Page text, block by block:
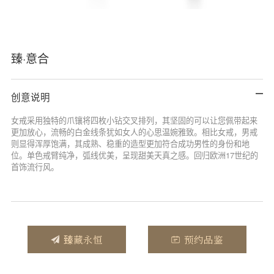
臻·意合
创意说明
女戒采用独特的爪镶将四枚小钻交叉排列，其坚固的可以让您佩带起来
更加放心，流畅的白金线条犹如女人的心思温婉雅致。相比女戒，男戒
则显得浑厚饱满，其成熟、稳重的造型更加符合成功男性的身份和地
位。单色戒臂纯净，弧线优美，呈现甜美天真之感。回归欧洲17世纪的
首饰流行风。
臻藏永恒 预约品鉴